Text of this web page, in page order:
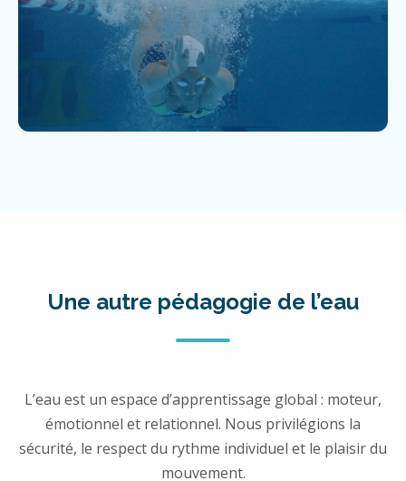
Une autre pédagogie de l’eau
L’eau est un espace d’apprentissage global : moteur,
émotionnel et relationnel. Nous privilégions la
sécurité, le respect du rythme individuel et le plaisir du
mouvement.